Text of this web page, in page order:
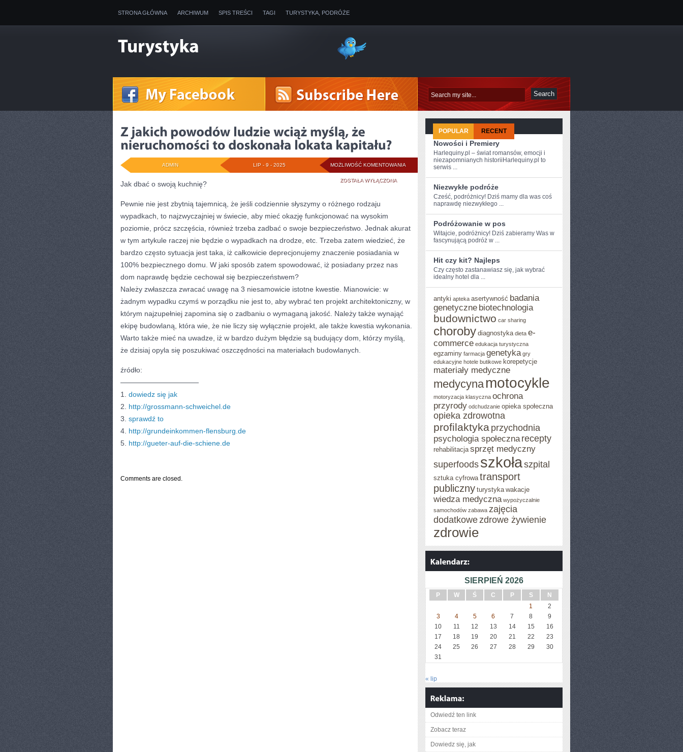
STRONA GŁÓWNA ARCHIWUM SPIS TREŚCI TAGI TURYSTYKA, PODRÓŻE
MOŻLIWOŚĆ KOMENTOWANIA
JAKICH
POWODÓW
LUDZIE
WCIĄŻ
MYŚLĄ,
NIERUCHOMOŚCI
DOSKONAŁA
LOKATA
KAPITAŁU?
ZOSTAŁA WYŁĄCZONA
LIP - 9 - 2025
ADMIN
Jak dbać o swoją kuchnię?
Pewnie nie jest zbytnią tajemnicą, że jeśli codziennie słyszymy o różnego rodzaju
wypadkach, to najzwyczajniej w świecie, aby mieć okazję funkcjonować na wysokim
poziomie, prócz szczęścia, również trzeba zadbać o swoje bezpieczeństwo. Jednak akurat
w tym artykule raczej nie będzie o wypadkach na drodze, etc. Trzeba zatem wiedzieć, że
bardzo często sytuacja jest taka, iż całkowicie deprecjonujemy znaczenie posiadania w
100% bezpiecznego domu. W jaki sposób zatem spowodować, iż posiadany przez nas
dom naprawdę będzie cechował się bezpieczeństwem?
Należy zwłaszcza zwracać uwagę na 3 niesamowicie istotne kwestie. Mianowicie: w
żadnym wypadku czymś w porządku nie jest to, aby wybrać ten projekt architektoniczny, w
którym najzupełniej zapomina się o zadbaniu o wymaganą jakość. Należy także wynająć
ekipę budowlaną, która wie, że nie liczy się wyłącznie projekt, ale także kwestia wykonania.
Warto także mieć na uwadze, iż w bardzo dużym błędzie są budujący dom, którzy myślą,
że dzisiaj opyla się poszukiwać oszczędności na materiałach budowlanych.
źródło:
———————————
1. dowiedz się jak
2. http://grossmann-schweichel.de
3. sprawdź to
4. http://grundeinkommen-flensburg.de
5. http://gueter-auf-die-schiene.de
Comments are closed.
POPULAR RECENT
Nowości i Premiery
Harlequiny.pl – świat romansów, emocji i
niezapomnianych historiiHarlequiny.pl to
serwis ...
Niezwykłe podróże
Cześć, podróżnicy! Dziś mamy ⁢dla was ‌coś
naprawdę niezwykłego ...
Podróżowanie w pos
Witajcie, podróżnicy! ⁢Dziś zabieramy Was​ w
fascynującą podróż‌ w ...
Hit czy kit? Najleps
Czy często zastanawiasz się, jak wybrać
‍idealny ​hotel dla ...
antyki apteka asertywność badania
genetyczne biotechnologia
budownictwo car sharing
choroby diagnostyka dieta e-
commerce edukacja turystyczna
egzaminy farmacja genetyka gry
edukacyjne hotele butikowe korepetycje
materiały medyczne
medycyna motocykle
motoryzacja klasyczna ochrona
przyrody odchudzanie opieka społeczna
opieka zdrowotna
profilaktyka przychodnia
psychologia społeczna recepty
rehabilitacja sprzęt medyczny
superfoods szkołaszpital
sztuka cyfrowa transport
publiczny turystyka wakacje
wiedza medyczna wypożyczalnie
samochodów zabawa zajęcia
dodatkowezdrowe żywienie
zdrowie
SIERPIEŃ 2026
P W Ś C P S
N
1
2
3
4 5 6 7 8
9
10
11 12 13 14 15
16
17
18 19 20 21 22
23
24
25 26 27 28 29
30
31
« lip
Odwiedź ten link
Zobacz teraz
Dowiedz się, jak